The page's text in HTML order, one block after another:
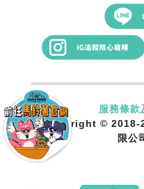
服務條款
Copyright © 2018-
限公